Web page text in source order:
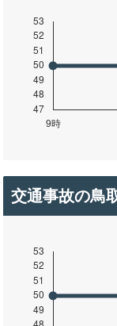
交通事故の鳥